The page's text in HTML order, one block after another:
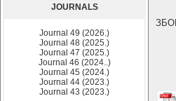
JOURNALS
Journal 49 (2026.)
Journal 48 (2025.)
Journal 47 (2025.)
Journal 46 (2024..)
Journal 45 (2024.)
Journal 44 (2023.)
Journal 43 (2023.)